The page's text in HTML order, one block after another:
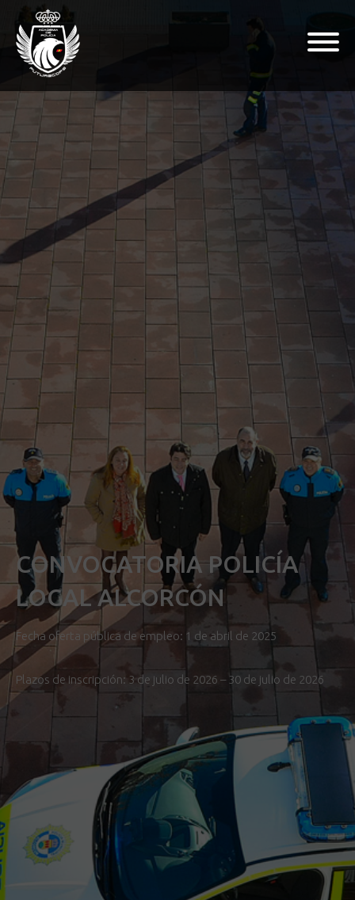
CONVOCATORIA POLICÍA
LOCAL ALCORCÓN
Fecha oferta pública de empleo: 1 de abril de 2025
Plazos de inscripción: 3 de julio de 2026 – 30 de julio de 2026